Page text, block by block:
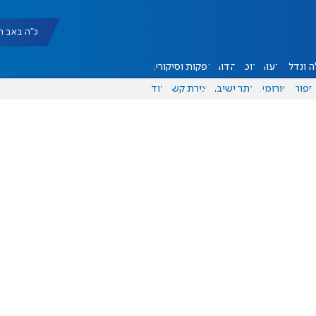
כ"ה באב תשפ"ו
ונדל"ן דעות אוכל יהדות הפקות וסיקורים
ספורט פורומים אתר ישיבה יצירת קשר עוד